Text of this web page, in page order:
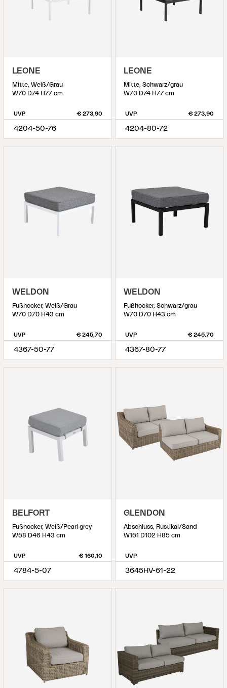
LEONE
Mitte, Weiß/Grau
W70 D74 H77 cm
UVP € 273,90
4204-50-76
LEONE
Mitte, Schwarz/grau
W70 D74 H77 cm
UVP € 273,90
4204-80-72
WELDON
Fußhocker, Weiß/Grau
W70 D70 H43 cm
UVP € 245,70
4367-50-77
WELDON
Fußhocker, Schwarz/grau
W70 D70 H43 cm
UVP € 245,70
4367-80-77
BELFORT
Fußhocker, Weiß/Pearl grey
W58 D46 H43 cm
UVP € 160,10
4784-5-07
GLENDON
Abschluss, Rustikal/Sand
W151 D102 H85 cm
UVP
3645HV-61-22